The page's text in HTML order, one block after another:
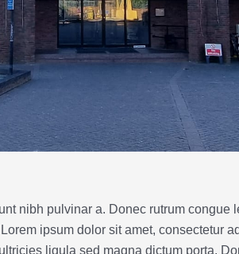
nibh pulvinar a. Donec rutrum congue
ipsum dolor sit amet, consectetur
ligula sed magna dictum porta.